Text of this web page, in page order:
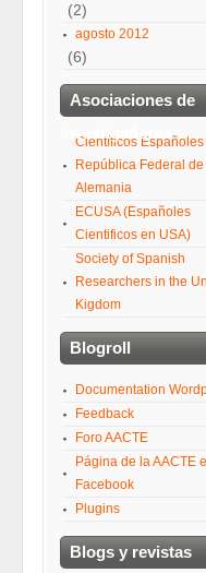
(2)
agosto 2012
(6)
Asociaciones de
investigadores
Científicos
República Federal de
Alemania
ECUSA (Españoles
Cientificos en USA)
Society of Spanish
Researchers in the
Kigdom
Blogroll
Documentation
Feedback
Foro AACTE
Página de la AACTE
Facebook
Plugins
Blogs y revistas